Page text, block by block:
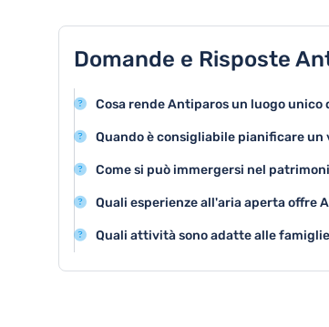
Domande e Risposte
Cosa rende Antiparos un luogo unico
Antiparos offre una combinazione di
tradizionale che incanta i visitatori con
Quando è consigliabile pianificare un
Il periodo migliore per visitare Antiparos
e soleggiato, ideale per godere delle
Come si può immergersi nel
Visitando il Castello medievale e il
ricca storia dell'isola e comprendere le
Quali esperienze all'aria aperta offre
L'isola propone escursioni in barca,
bike attraverso paesaggi naturali
Quali attività sono adatte alle